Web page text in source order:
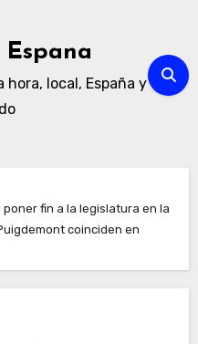
hora, local, España y
fin a la legislatura en la
coinciden en